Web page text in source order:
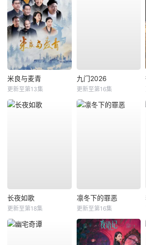
米良与麦青
更新至第13集
九门2026
更新至第16集
长夜如歌
更新至第18集
凛冬下的罪恶
更新至第16集